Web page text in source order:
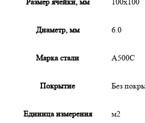
Диаметр, мм 6.0
Марка стали А500С
Покрытие Без
Единица измерения м2